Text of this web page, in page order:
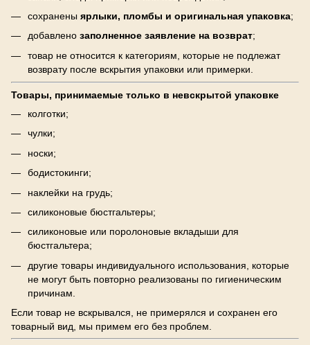
сохранены ярлыки, пломбы и оригинальная упаковка;
добавлено заполненное заявление на возврат;
товар не относится к категориям, которые не подлежат
возврату после вскрытия упаковки или примерки.
Товары, принимаемые только в невскрытой упаковке
колготки;
чулки;
носки;
бодистокинги;
наклейки на грудь;
силиконовые бюстгальтеры;
силиконовые или поролоновые вкладыши для
бюстгальтера;
другие товары индивидуального использования, которые
не могут быть повторно реализованы по гигиеническим
причинам.
Если товар не вскрывался, не примерялся и сохранен его
товарный вид, мы примем его без проблем.